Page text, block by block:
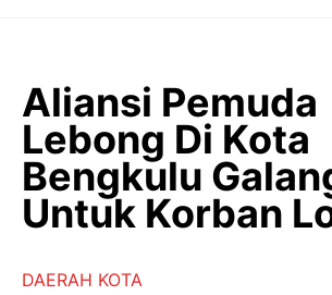
Aliansi Pemuda
Lebong Di Kota
Bengkulu
Untuk Korban
DAERAH KOTA